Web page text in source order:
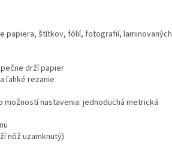
papiera, štítkov, fólií, fotografií, laminovaných
drží papier
ľahké rezanie
nastavenia: jednoduchá metrická
nôž uzamknutý)